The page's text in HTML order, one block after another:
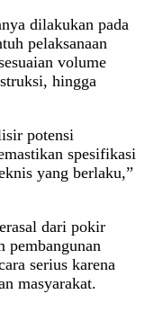
dilakukan pada
pelaksanaan
volume
hingga
potensi
spesifikasi
yang berlaku,”
dari pokir
pembangunan
serius karena
masyarakat.